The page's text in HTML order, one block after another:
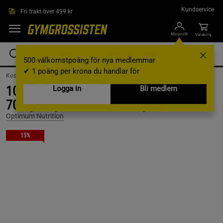
Fri frakt över 499 kr Kundservice
Min profil
500 välkomstpoäng för nya medlemmar
✔ 1 poäng per krona du handlar för
Logga in
Bli medlem
Varukorg
Kosttillskott /Proteinpulver / Vassleprotein
100% Whey Gold Standard Vassleprotein
700 g + Opti-Women, 60 Kapslar
Optimum Nutrition
15%